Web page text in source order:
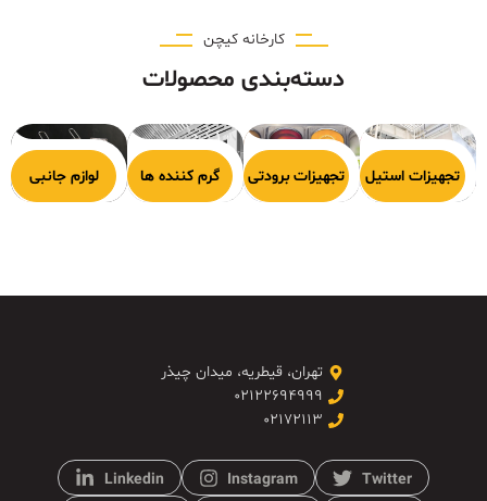
کارخانه کیچن
دسته‌بندی محصولات
پخت
تجهیزات استیل
تجهیزات برودتی گرم کننده ها لوازم جانبی
تهران، قیطریه، میدان چیذر
۰۲۱۲۲۶۹۴۹۹۹
۰۲۱۷۲۱۱۳
Linkedin Instagram Twitter